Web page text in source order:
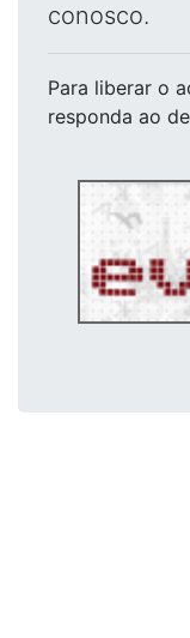
conosco.
Para liberar o
responda ao